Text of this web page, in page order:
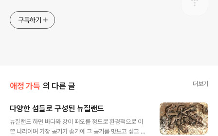
구독하기
애정 가득 의 다른 글 더보기
다양한 섬들로 구성된 뉴질랜드
뉴질랜드 하면 바다와 강이 떠오를 정도로 환경적으로 이
쁜 나라이며 가장 공기가 좋기에 그 공기를 맛보고 싶고 스